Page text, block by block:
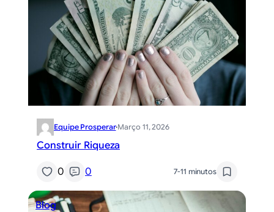
Equipe Prosperar·Março 11, 2026
Construir Riqueza
0 0 7-11 minutos
Blog